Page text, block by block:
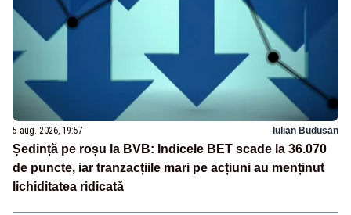
5 aug. 2026, 19:57 Iulian Budusan
Ședință pe roșu la BVB: Indicele BET scade la 36.070
de puncte, iar tranzacțiile mari pe acțiuni au menținut
lichiditatea ridicată